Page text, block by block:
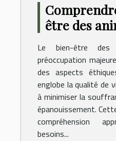
être des
scientifique
Le bien-être
préoccupation
des aspects
englobe la qualité de
à minimiser la
épanouissement.
compréhension
besoins...